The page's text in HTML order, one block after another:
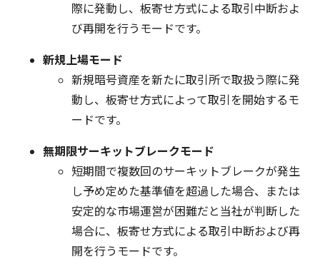
際に発動し、板寄せ方式による取引中断およ
び再開を行うモードです。
新規上場モード
新規暗号資産を新たに取引所で取扱う際に発
動し、板寄せ方式によって取引を開始するモ
ードです。
無期限サーキットブレークモード
短期間で複数回のサーキットブレークが発生
し予め定めた基準値を超過した場合、または
安定的な市場運営が困難だと当社が判断した
場合に、板寄せ方式による取引中断および再
開を行うモードです。